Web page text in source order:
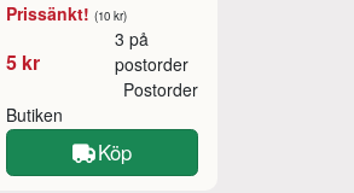
Prissänkt! (10 kr)
5 kr
3 på
postorder
Butiken
Postorder
Köp